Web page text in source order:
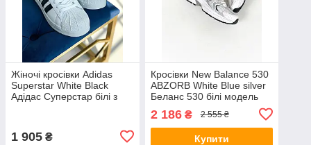
Жіночі кросівки Adidas
Superstar White Black
Адідас Суперстар білі з
1 905 ₴
Кросівки New Balance 530
ABZORB White Blue silver
Беланс 530 білі модель
2 186₴ 2 555 ₴
Купити